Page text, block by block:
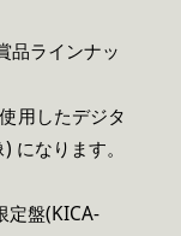
品ラインナッ
用したデジタ
になります。
定盤(KICA-